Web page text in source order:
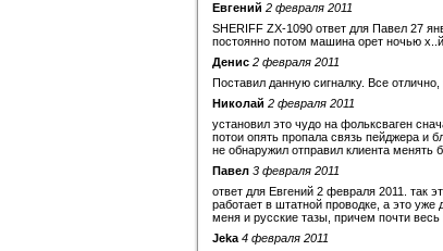
Евгений 2 февраля 2011
SHERIFF ZX-1090 ответ для Павел 27
постоянно потом машина орет ночью
Денис 2 февраля 2011
Поставил данную сигналку. Все
Николай 2 февраля 2011
установил это чудо на фольксваген
потои опять пропала связь пейджера и
не обнаружил отправил клиента менять
Павел 3 февраля 2011
ответ для Евгений 2 февраля 2011. так
работает в штатной проводке, а это
меня и русские тазы, причем почти
Jeka 4 февраля 2011